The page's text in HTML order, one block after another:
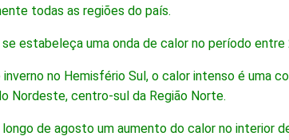
todas as regiões do país.
estabeleça uma onda de calor no período
inverno no Hemisfério Sul, o calor intenso é uma
Nordeste, centro-sul da Região Norte.
de agosto um aumento do calor no interior